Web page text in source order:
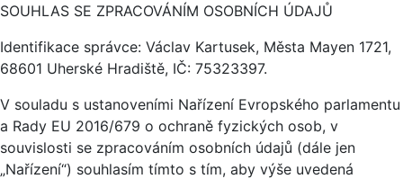
SOUHLAS SE ZPRACOVÁNÍM OSOBNÍCH ÚDAJŮ
Identifikace správce: Václav Kartusek, Města Mayen 1721,
68601 Uherské Hradiště, IČ: 75323397.
V souladu s ustanoveními Nařízení Evropského parlamentu
a Rady EU 2016/679 o ochraně fyzických osob, v
souvislosti se zpracováním osobních údajů (dále jen
„Nařízení“) souhlasím tímto s tím, aby výše uvedená